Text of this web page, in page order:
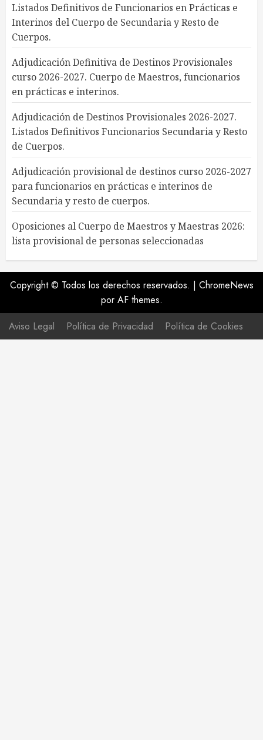
Listados Definitivos de Funcionarios en Prácticas e
Interinos del Cuerpo de Secundaria y Resto de
Cuerpos.
Adjudicación Definitiva de Destinos Provisionales
curso 2026-2027. Cuerpo de Maestros, funcionarios
en prácticas e interinos.
Adjudicación de Destinos Provisionales 2026-2027.
Listados Definitivos Funcionarios Secundaria y Resto
de Cuerpos.
Adjudicación provisional de destinos curso 2026-2027
para funcionarios en prácticas e interinos de
Secundaria y resto de cuerpos.
Oposiciones al Cuerpo de Maestros y Maestras 2026:
lista provisional de personas seleccionadas
Copyright © Todos los derechos reservados. | ChromeNews
por AF themes.
Aviso Legal
Política de Privacidad Política de Cookies